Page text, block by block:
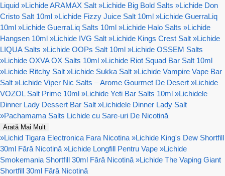
Liquid »Lichide ARAMAX Salt »Lichide Big Bold Salts »Lichide Don
Cristo Salt 10ml »Lichide Fizzy Juice Salt 10ml »Lichide GuerraLiq
10ml »Lichide GuerraLiq Salts 10ml »Lichide Halo Salts »Lichide
Hangsen 10ml »Lichide IVG Salt »Lichide Kings Crest Salt »Lichide
LIQUA Salts »Lichide OOPs Salt 10ml »Lichide OSSEM Salts
»Lichide OXVA OX Salts 10ml »Lichide Riot Squad Bar Salt 10ml
»Lichide Ritchy Salt »Lichide Sukka Salt »Lichide Vampire Vape Bar
Salt »Lichide Viper Nic Salts – Arome Gourmet De Desert »Lichide
VOZOL Salt Prime 10ml »Lichide Yeti Bar Salts 10ml »Lichidele
Dinner Lady Dessert Bar Salt »Lichidele Dinner Lady Salt
»Pachamama Salts Lichide cu Sare-uri De Nicotină
Arată Mai Mult
»Lichid Tigara Electronica Fara Nicotina »Lichide King's Dew Shortfill
30ml Fără Nicotină »Lichide Longfill Pentru Vape »Lichide
Smokemania Shortfill 30ml Fără Nicotină »Lichide The Vaping Giant
Shortfill 30ml Fără Nicotină